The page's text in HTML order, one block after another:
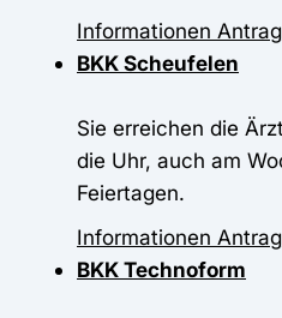
Informationen Antrag
BKK Scheufelen
Sie erreichen die
die Uhr, auch am
Feiertagen.
Informationen Antrag
BKK Technoform